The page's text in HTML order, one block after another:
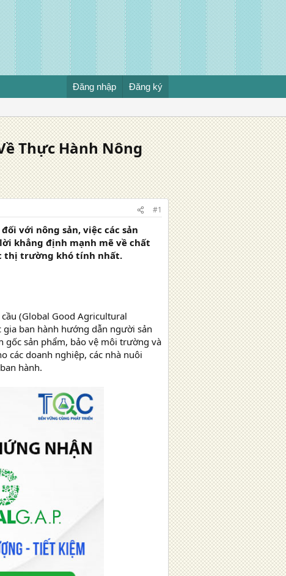
Đăng nhập Đăng ký
Thực Hành Nông
#1
với nông sản, việc các sản
khẳng định mạnh mẽ về chất
thị trường khó tính nhất.
(Global Good Agricultural
gia ban hành hướng dẫn người sản
sản phẩm, bảo vệ môi trường và
các doanh nghiệp, các nhà nuôi
hành.